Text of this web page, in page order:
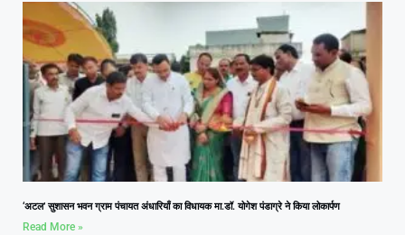
‘अटल’ सुशासन भवन ग्राम पंचायत अंधारियाँ का विधायक मा.डॉ. योगेश पंडाग्रे ने किया लोकार्पण
Read More »